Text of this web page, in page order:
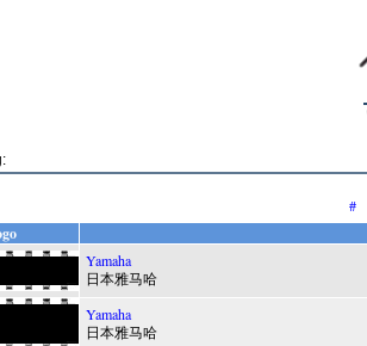
#
Yamaha
日本雅马哈
Yamaha
日本雅马哈